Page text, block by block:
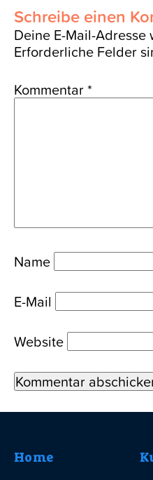
Schreibe einen
Deine E-Mail-
Erforderliche Felder
Kommentar *
Name
E-Mail
Website
Home